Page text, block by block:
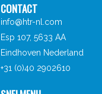
CONTACT
info@htr-nl.com
Esp 107, 5633 AA
Eindhoven Nederland
+31 (0)40 2902610